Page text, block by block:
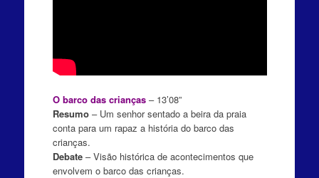
O barco das crianças – 13’08”
Resumo– Um senhor sentado a beira da praia
conta para um rapaz a história do barco das
crianças.
Debate– Visão histórica de acontecimentos que
envolvem o barco das crianças.